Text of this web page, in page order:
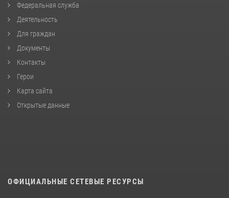
Федеральная служба
Деятельность
Для граждан
Документы
Контакты
Герои
Карта сайта
Открытые данные
ОФИЦИАЛЬНЫЕ СЕТЕВЫЕ РЕСУРСЫ